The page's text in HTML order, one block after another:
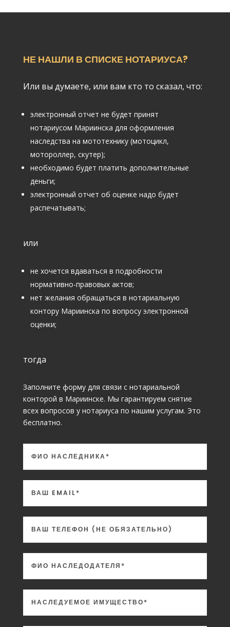
НЕ НАШЛИ В СПИСКЕ НОТАРИУСА?
Или вы думаете, или вам кто то сказал, что:
электронный отчет не будет принят
нотариусом Мариинска для оформления
наследства на мототехнику (мотоцикл,
мотороллер, скутер);
необходимо будет платить дополнительные
деньги;
электронный отчет об оценке надо будет
распечатывать;
или
не хочется вдаваться в подробности
нормативно-правовых актов;
нет желания обращаться в нотариальную
контору Мариинска по вопросу электронной
оценки;
тогда
Заполните форму для связи с нотариальной
конторой в Мариинске. Мы гарантируем снятие
всех вопросов у нотариуса по нашим услугам. Это
бесплатно.